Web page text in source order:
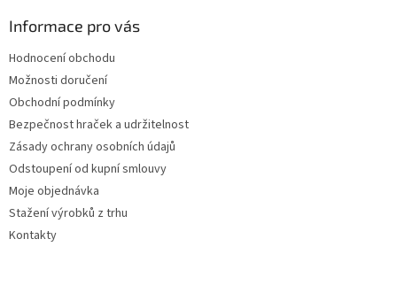
Informace pro vás
Hodnocení obchodu
Možnosti doručení
Obchodní podmínky
Bezpečnost hraček a udržitelnost
Zásady ochrany osobních údajů
Odstoupení od kupní smlouvy
Moje objednávka
Stažení výrobků z trhu
Kontakty